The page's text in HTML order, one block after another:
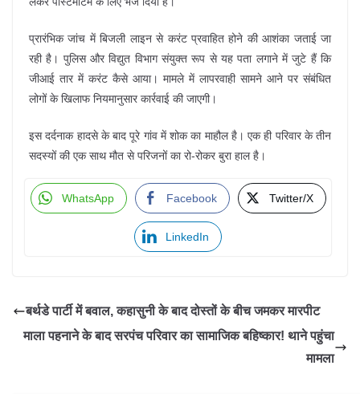
प्रारंभिक जांच में बिजली लाइन से करंट प्रवाहित होने की आशंका जताई जा
रही है। पुलिस और विद्युत विभाग संयुक्त रूप से यह पता लगाने में जुटे हैं कि
जीआई तार में करंट कैसे आया। मामले में लापरवाही सामने आने पर संबंधित
लोगों के खिलाफ नियमानुसार कार्रवाई की जाएगी।
इस दर्दनाक हादसे के बाद पूरे गांव में शोक का माहौल है। एक ही परिवार के तीन
सदस्यों की एक साथ मौत से परिजनों का रो-रोकर बुरा हाल है।
WhatsApp Facebook Twitter/X
LinkedIn
बर्थडे पार्टी में बवाल, कहासुनी के बाद दोस्तों के बीच जमकर मारपीट
माला पहनाने के बाद सरपंच परिवार का सामाजिक बहिष्कार! थाने पहुंचा
मामला